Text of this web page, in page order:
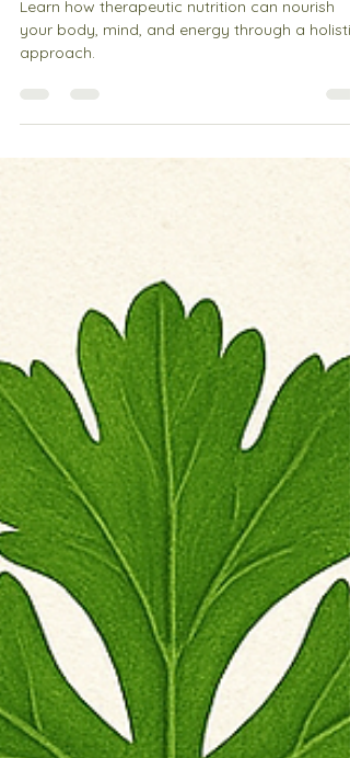
kann
Learn how therapeutic nutrition can nourish
approach.